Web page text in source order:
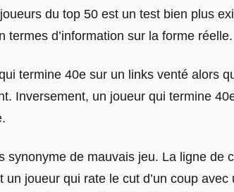
du top 50 est un test bien plus
d’information sur la forme réelle.
termine 40e sur un links venté alors
Inversement, un joueur qui termine
de mauvais jeu. La ligne de
joueur qui rate le cut d’un coup avec